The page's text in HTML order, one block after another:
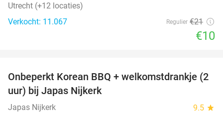
Utrecht (+12 locaties)
Verkocht: 11.067
Regulier €21
€10
34%
Onbeperkt Korean BBQ + welkomstdrankje (2
uur) bij Japas Nijkerk
Japas Nijkerk 9.5 star